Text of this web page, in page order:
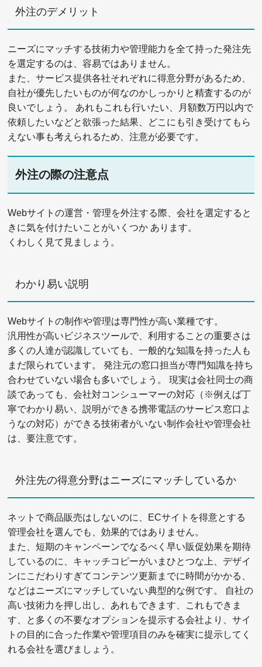
外注のデメリット
ニーズにマッチする技術力や管理能力を全て持った発注先
を選定するのは、容易ではありません。
また、サービス提供各社それぞれに得意分野があるため、
自社が優先したいものが何なのかしっかりと精査するのが
良いでしょう。 あれもこれも行いたい、月額数万円以内で
依頼したいなどと欲張った結果、どこにも引き受けてもら
えない事も考えられるため、注意が必要です。
外注の際の注意点
Webサイトの運営・管理を外注する際、会社を選定すると
きに気を付けたいことがいくつか あります。
くわしく見て見ましょう。
わかり易い説明
Webサイトの制作や管理は専門性が高い業種です。
汎用性が高いビジネスツールで、利用することの重要さは
多くの人達が認識していても、一般的な知識を持った人も
まだ限られています。 発注元の窓口担当が専門知識を持ち
合わせていない場合も多いでしょう。 現実は会社同士の商
談であっても、会社対コンシューマーの対応（※例えば丁
寧でわかり易い、説明ができる携帯電話のサービス窓口よ
うなの対応）ができる技術者がいない制作会社や管理会社
は、要注意です。
外注先の得意分野はニーズにマッチしているか
ネットで商品販売はしないのに、ECサイトを得意とする
管理会社を選んでも、効果的ではありません。
また、短期のキャンペーンでなるべく早い販促効果を期待
しているのに、キャッチコピーがいまひとつな上、デザイ
ンにこだわりすぎてコンテンツ更新までに時間がかかる、
などはニーズにマッチしていない典型的な例です。 自社の
高い技術力を押し出し、あれもできます、これもできま
す、と多くの不要なオプションを提示する会社より、サイ
トの目的に合った作業や管理項目のみを確実に提示してく
れる会社を選びましょう。